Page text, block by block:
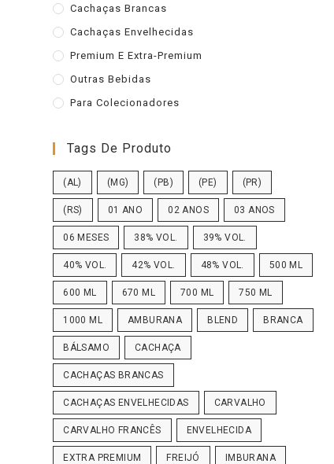
Cachaças Brancas
Cachaças Envelhecidas
Premium E Extra-Premium
Outras Bebidas
Para Colecionadores
Tags De Produto
(AL) (MG) (PB) (PE) (PR)
(RS) 01 ANO 02 ANOS 03 ANOS
06 MESES 38% VOL. 39% VOL.
40% VOL. 42% VOL. 48% VOL. 500 ML
600 ML 670 ML 700 ML 750 ML
1000 ML AMBURANA BLEND BRANCA
BÁLSAMO CACHAÇA
CACHAÇAS BRANCAS
CACHAÇAS ENVELHECIDAS CARVALHO
CARVALHO FRANCÊS ENVELHECIDA
EXTRA PREMIUM FREIJÓ IMBURANA